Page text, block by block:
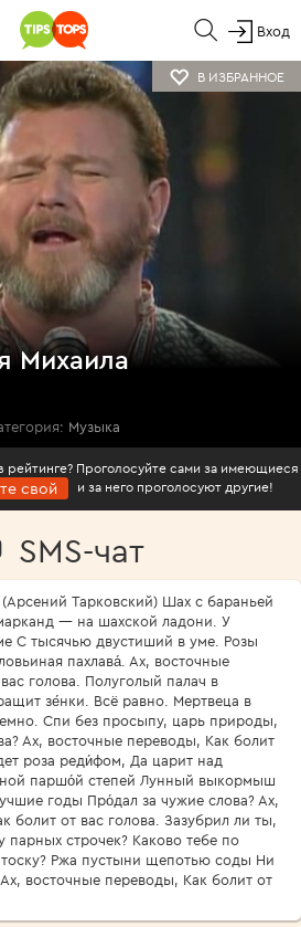
Вход
В ИЗБРАННОЕ
Михаила
Музыка
сами за имеющиеся
свой и за него проголосуют другие!
SMS-чат
— на шахской ладони. У
С тысячью двустиший в уме. Розы
пахлава́. Ах, восточные
палач в
зе́нки. Всё равно. Мертвеца в
Спи без просыпу, царь природы,
Ах, восточные переводы, Как болит
паршо́й степей Лунный выкормыш
годы Про́дал за чужие слова? Ах,
вас голова. Зазубрил ли ты,
парных строчек? Каково тебе по
тоску? Ржа пустыни щепотью соды Ни
восточные переводы, Как болит от